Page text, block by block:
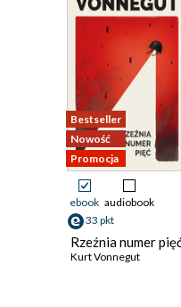
Bestseller
Nowość
Promocja
ebook audiobook
33 pkt
Rzeźnia numer
Kurt Vonnegut